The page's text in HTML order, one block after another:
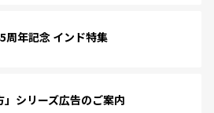
周年記念 インド特集
」シリーズ広告のご案内